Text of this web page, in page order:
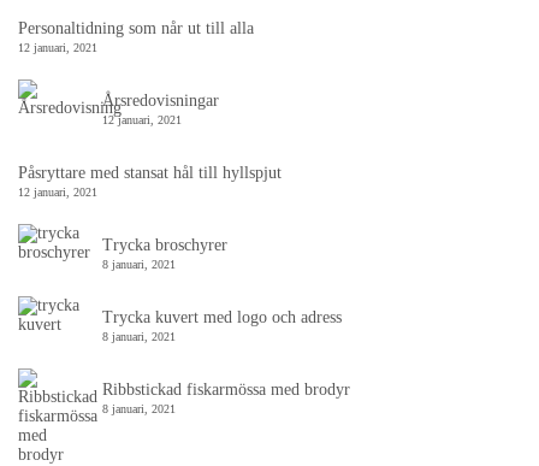
Personaltidning som når ut till alla
12 januari, 2021
Årsredovisningar
12 januari, 2021
Påsryttare med stansat hål till hyllspjut
12 januari, 2021
Trycka broschyrer
8 januari, 2021
Trycka kuvert med logo och adress
8 januari, 2021
Ribbstickad fiskarmössa med brodyr
8 januari, 2021